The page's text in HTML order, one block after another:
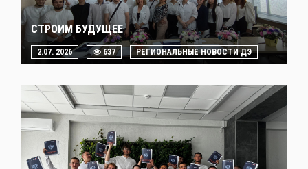
СТРОИМ БУДУЩЕЕ
2.07. 2026 637 РЕГИОНАЛЬНЫЕ НОВОСТИ ДЭ